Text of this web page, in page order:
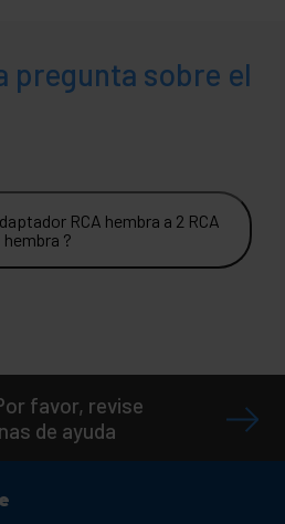
pregunta sobre el
RCA hembra a 2 RCA
hembra ?
favor, revise
de ayuda